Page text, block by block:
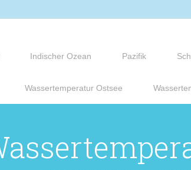
Indischer Ozean Pazifik
Wassertemperatur Ostsee